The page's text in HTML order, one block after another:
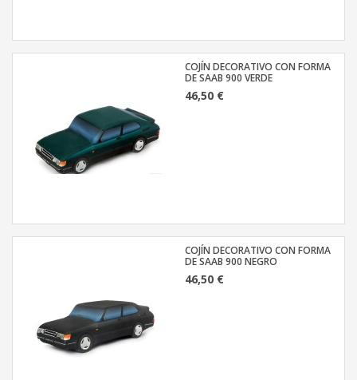
COJÍN DECORATIVO CON FORMA
DE SAAB 900 VERDE
46,50 €
COJÍN DECORATIVO CON FORMA
DE SAAB 900 NEGRO
46,50 €